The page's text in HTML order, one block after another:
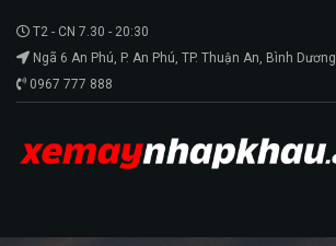
T2 - CN 7.30 - 20:30
Ngã 6 An Phú, P. An Phú, TP. Thuận An, Bình Dương
0967 777 888